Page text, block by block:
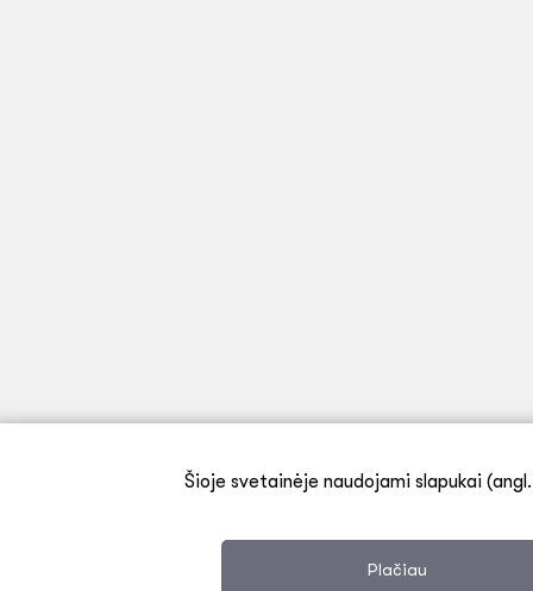
Šioje svetainėje naudojami slapukai
Plačiau